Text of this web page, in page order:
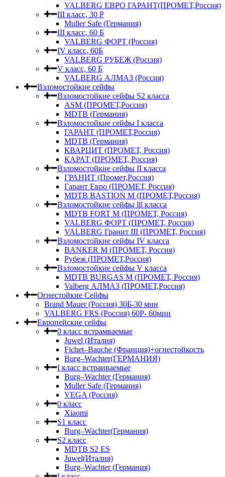
VALBERG ЕВРО ГАРАНТ(ПРОМЕТ,Россия)
III класс, 30 Р
Muller Safe (Германия)
III класс, 60 Б
VALBERG ФОРТ (Россия)
IV класс, 60Б
VALBERG РУБЕЖ (Россия)
V класс, 60 Б
VALBERG АЛМАЗ (Россия)
Взломостойкие сейфы
Взломостойкие сейфы S2 класса
ASM (ПРОМЕТ,Россия)
MDTB (Германия)
Взломостойкие сейфы I класса
ГАРАНТ (ПРОМЕТ,Россия)
MDTB (Германия)
КВАРЦИТ (ПРОМЕТ, Россия)
КАРАТ (ПРОМЕТ, Россия)
Взломостойкие сейфы II класса
ГРАНИТ (Промет,Россия)
Гарант Евро (ПРОМЕТ, Россия)
MDTB BASTION M (ПРОМЕТ,Россия)
Взломостойкие сейфы lll класса
MDTB FORT M (ПРОМЕТ, Россия)
VALBERG ФОРТ (ПРОМЕТ, Россия)
VALBERG Гранит III (ПРОМЕТ, Россия)
Взломостойкие сейфы IV класса
BANKER M (ПРОМЕТ, Россия)
Рубеж (ПРОМЕТ,Россия)
Взломостойкие сейфы V класса
MDTB BURGAS M (ПРОМЕТ, Россия)
Valberg АЛМАЗ (ПРОМЕТ,Россия)
Огнестойкие Сейфы
Brand Mauer (Россия) 30Б-30 мин
VALBERG FRS (Россия) 60Р- 60мин
Европейские сейфы
0 класс встрамваемые
Juwel (Италия)
Fichet–Bauche (Франция)+огнестойкость
Burg–Wachter(ГЕРМАНИЯ)
I класс встраиваемые
Burg–Wachter (Германия)
Muller Safe (Германия)
VEGA (Россия)
0 класс
Xiaomi
S1 класс
Burg–Wachter(Германия)
S2 класс
MDTB S2 ES
Juwel(Италия)
Burg–Wachter (Германия)